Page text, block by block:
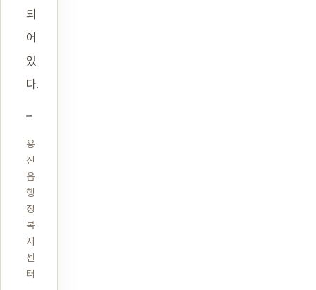
되
어
있
다.
용
진
읍
행
정
복
지
센
터